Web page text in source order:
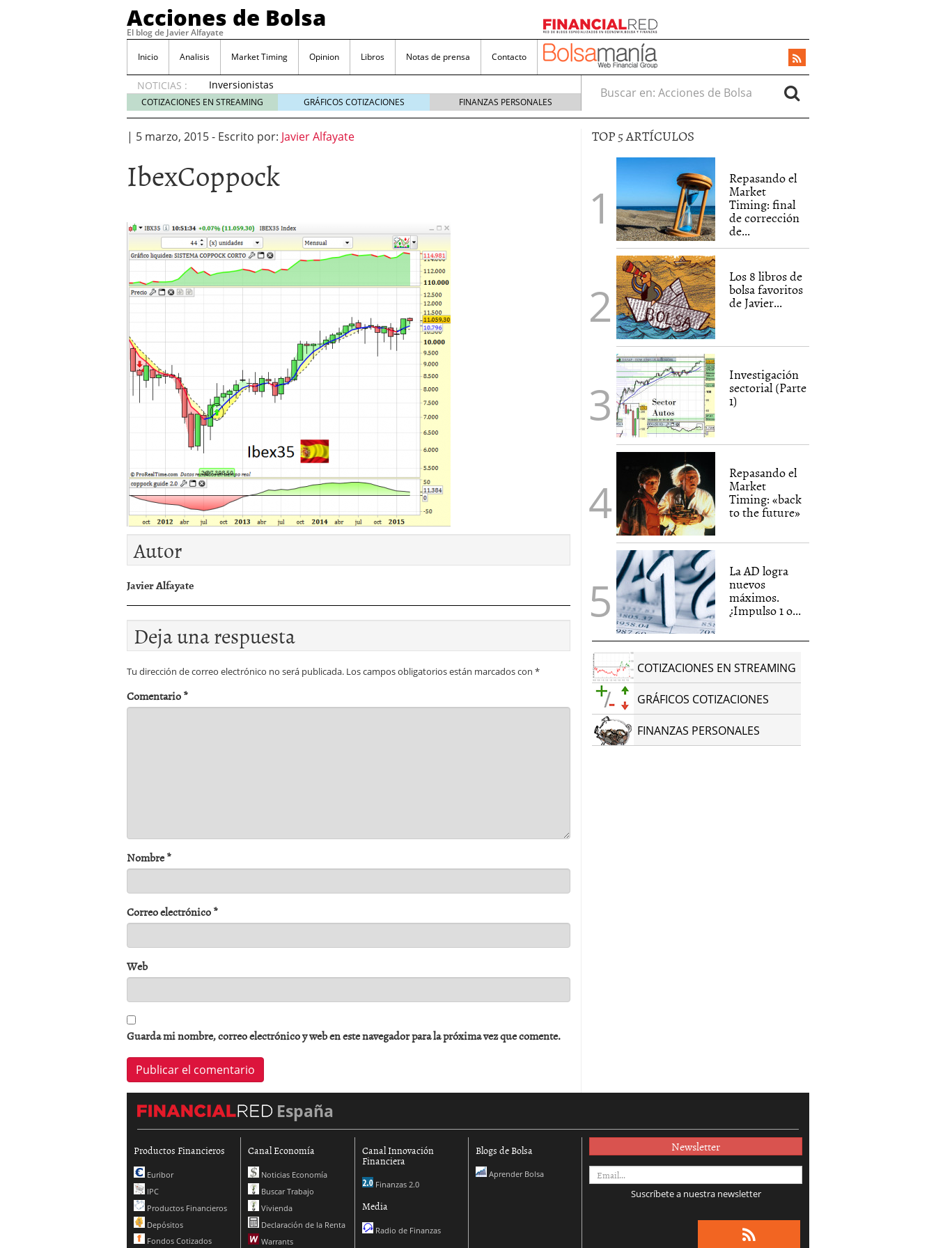
Acciones de Bolsa
El blog de Javier Alfayate
Inicio Analisis Market Timing Opinion Libros Notas de prensa Contacto
NOTICIAS :
Inversionistas
VIP en
México
creciente
mayo 8,
2026
noviembre 30, 2024
Entendiendo los ETF de Bitcoin noviembre 22, 2024
Dividend Kings: empresas que destacan por sus dividendos constantes
noviembre 12, 2024
Descubre RealAdvisor: Una poderosa herramienta para tus inversiones
COTIZACIONES EN STREAMING GRÁFICOS COTIZACIONES FINANZAS PERSONALES
Buscar en:
| 5 marzo, 2015- Escrito por: Javier Alfayate
IbexCoppock
Autor
Javier Alfayate
Deja una respuesta
Tu dirección de correo electrónico no será publicada. Los campos obligatorios están marcados con *
Comentario*
Nombre*
Correo electrónico*
Web
Guarda mi nombre, correo electrónico y web en este navegador para la próxima vez que comente.
TOP 5 ARTÍCULOS
Repasando el
Market
Timing: final
de corrección
de...
Los 8 libros de
bolsa favoritos
de Javier...
Investigación
sectorial (Parte
1)
Repasando el
Market
Timing: «back
to the future»
La AD logra
nuevos
máximos.
¿Impulso 1 o...
COTIZACIONES EN STREAMING
GRÁFICOS COTIZACIONES
FINANZAS PERSONALES
España
Productos Financieros
Euribor
IPC
Productos Financieros
Depósitos
Fondos Cotizados
Canal Economía
Noticias Economía
Buscar Trabajo
Vivienda
Declaración de la Renta
Warrants
Canal Innovación
Financiera
Finanzas 2.0
Media
Radio de Finanzas
Blogs de Bolsa
Aprender Bolsa
Newsletter
Suscríbete a nuestra newsletter